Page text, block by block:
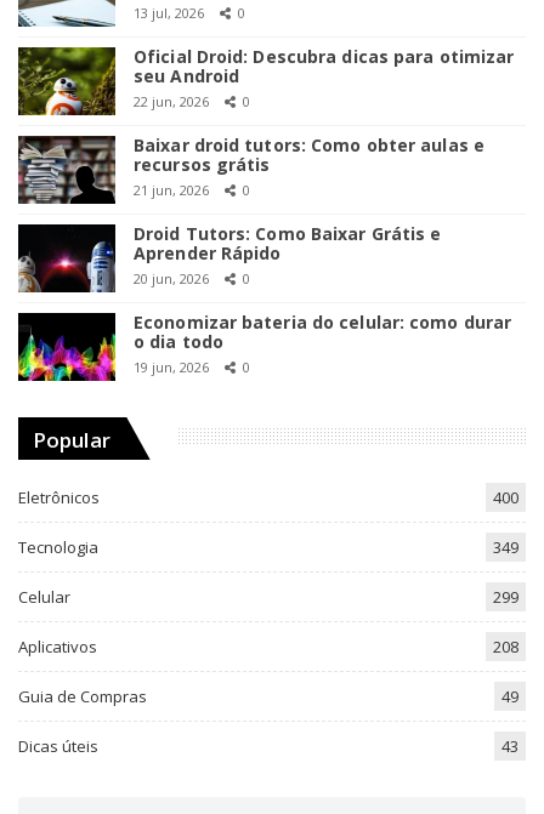
13 jul, 2026 0
Oficial Droid: Descubra dicas para otimizar
seu Android
22 jun, 2026 0
Baixar droid tutors: Como obter aulas e
recursos grátis
21 jun, 2026 0
Droid Tutors: Como Baixar Grátis e
Aprender Rápido
20 jun, 2026 0
Economizar bateria do celular: como durar
o dia todo
19 jun, 2026 0
Popular
Eletrônicos 400
Tecnologia 349
Celular 299
Aplicativos 208
Guia de Compras 49
Dicas úteis 43